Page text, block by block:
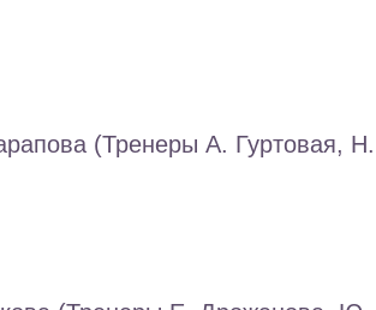
(Тренеры А. Гуртовая,